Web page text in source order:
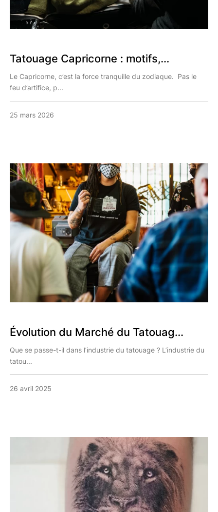
Tatouage Capricorne : motifs,...
Le Capricorne, c’est la force tranquille du zodiaque. Pas le
feu d’artifice, p...
25 mars 2026
Évolution du Marché du Tatouag...
Que se passe-t-il dans l’industrie du tatouage ? L’industrie du
tatou...
26 avril 2025